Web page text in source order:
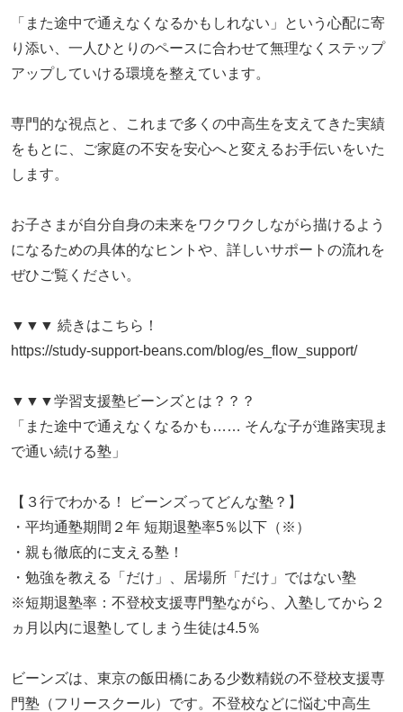
「また途中で通えなくなるかもしれない」という心配に寄
り添い、一人ひとりのペースに合わせて無理なくステップ
アップしていける環境を整えています。
専門的な視点と、これまで多くの中高生を支えてきた実績
をもとに、ご家庭の不安を安心へと変えるお手伝いをいた
します。
お子さまが自分自身の未来をワクワクしながら描けるよう
になるための具体的なヒントや、詳しいサポートの流れを
ぜひご覧ください。
▼▼▼ 続きはこちら！
https://study-support-beans.com/blog/es_flow_support/
▼▼▼学習支援塾ビーンズとは？？？
「また途中で通えなくなるかも…… そんな子が進路実現ま
で通い続ける塾」
【３行でわかる！ ビーンズってどんな塾？】
・平均通塾期間２年 短期退塾率5％以下（※）
・親も徹底的に支える塾！
・勉強を教える「だけ」、居場所「だけ」ではない塾
※短期退塾率：不登校支援専門塾ながら、入塾してから２
ヵ月以内に退塾してしまう生徒は4.5％
ビーンズは、東京の飯田橋にある少数精鋭の不登校支援専
門塾（フリースクール）です。不登校などに悩む中高生